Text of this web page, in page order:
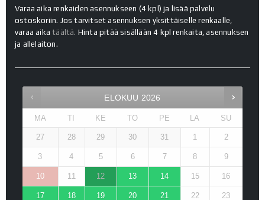
Varaa aika renkaiden asennukseen (4 kpl) ja lisää palvelu
ostoskoriin. Jos tarvitset asennuksen yksittäiselle renkaalle,
varaa aikatäältä. Hinta pitää sisällään 4 kpl renkaita, asennuksen
ja allelaiton.
ELOKUU 2026
MA TI KE TO PE LA SU
27 28 29 30 31 1 2
3 4 5 6 7 8 9
10 11 12 13 14 15 16
17 18 19 20 21 22 23